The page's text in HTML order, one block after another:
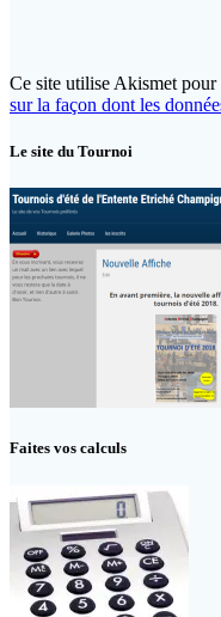
Ce site utilise Akismet pour
sur la façon dont les
Le site du Tournoi
Faites vos calculs